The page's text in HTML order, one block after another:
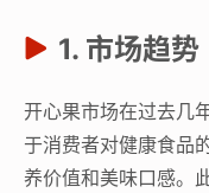
1. 市场趋势
开心果市场在过去几
于消费者对健康食品
养价值和美味口感。